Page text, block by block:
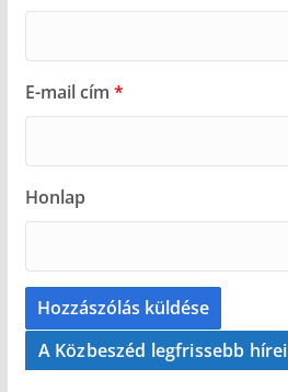
E-mail cím *
Honlap
A Közbeszéd legfrissebb hírei